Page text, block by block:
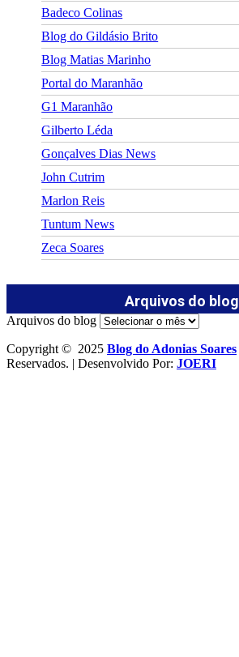
Badeco Colinas
Blog do Gildásio Brito
Blog Matias Marinho
Portal do Maranhão
G1 Maranhão
Gilberto Léda
Gonçalves Dias News
John Cutrim
Marlon Reis
Tuntum News
Zeca Soares
Arquivos do blog
Arquivos do blog
Copyright © 2025 Blog do Adonias Soares
Reservados. | Desenvolvido Por: JOERI